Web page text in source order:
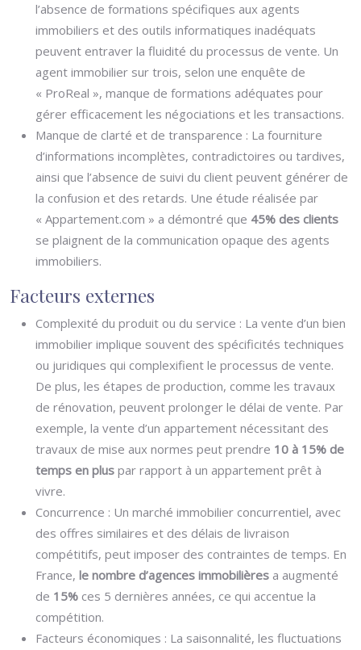
l’absence de formations spécifiques aux agents
immobiliers et des outils informatiques inadéquats
peuvent entraver la fluidité du processus de vente. Un
agent immobilier sur trois, selon une enquête de
« ProReal », manque de formations adéquates pour
gérer efficacement les négociations et les transactions.
Manque de clarté et de transparence : La fourniture
d’informations incomplètes, contradictoires ou tardives,
ainsi que l’absence de suivi du client peuvent générer de
la confusion et des retards. Une étude réalisée par
« Appartement.com » a démontré que 45% des clients
se plaignent de la communication opaque des agents
immobiliers.
Facteurs externes
Complexité du produit ou du service : La vente d’un bien
immobilier implique souvent des spécificités techniques
ou juridiques qui complexifient le processus de vente.
De plus, les étapes de production, comme les travaux
de rénovation, peuvent prolonger le délai de vente. Par
exemple, la vente d’un appartement nécessitant des
travaux de mise aux normes peut prendre 10 à 15% de
temps en plus par rapport à un appartement prêt à
vivre.
Concurrence : Un marché immobilier concurrentiel, avec
des offres similaires et des délais de livraison
compétitifs, peut imposer des contraintes de temps. En
France, le nombre d’agences immobilières a augmenté
de 15% ces 5 dernières années, ce qui accentue la
compétition.
Facteurs économiques : La saisonnalité, les fluctuations